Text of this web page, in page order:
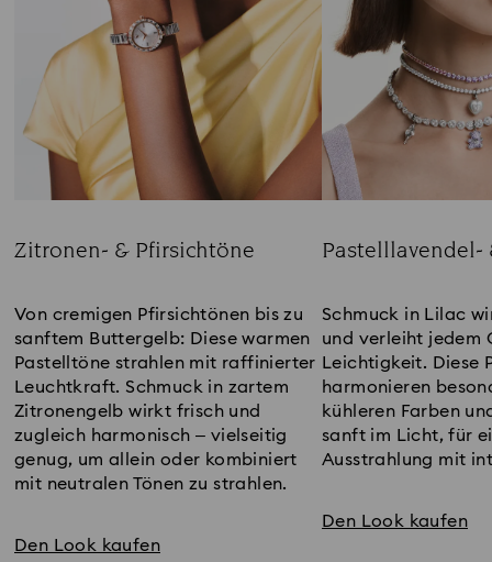
Zitronen- & Pfirsichtöne
Von cremigen Pfirsichtönen bis zu
sanftem Buttergelb: Diese warmen
Pastelltöne strahlen mit raffinierter
Leuchtkraft. Schmuck in zartem
Zitronengelb wirkt frisch und
zugleich harmonisch – vielseitig
genug, um allein oder kombiniert
mit neutralen Tönen zu strahlen.
Den Look kaufen
Schmuck in Lilac
und verleiht jedem
Leichtigkeit. Diese
harmonieren
kühleren Farben
sanft im Licht, für
Ausstrahlung mit
Den Look kaufen